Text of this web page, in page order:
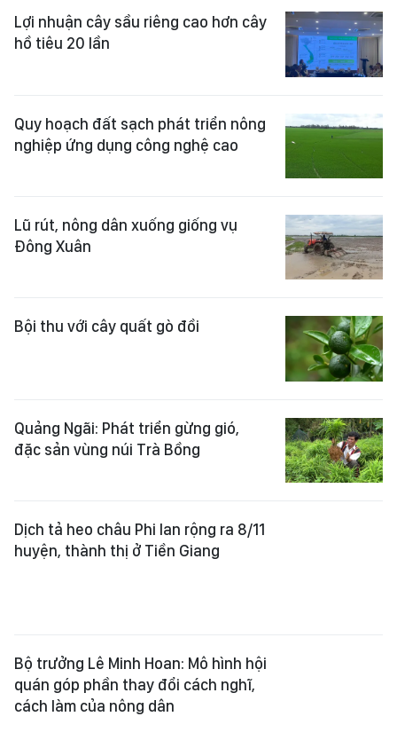
Lợi nhuận cây sầu riêng cao hơn cây
hồ tiêu 20 lần
Quy hoạch đất sạch phát triển nông
nghiệp ứng dụng công nghệ cao
Lũ rút, nông dân xuống giống vụ
Đông Xuân
Bội thu với cây quất gò đồi
Quảng Ngãi: Phát triển gừng gió,
đặc sản vùng núi Trà Bồng
Dịch tả heo châu Phi lan rộng ra 8/11
huyện, thành thị ở Tiền Giang
quán góp phần thay đổi cách nghĩ,
cách làm của nông dân